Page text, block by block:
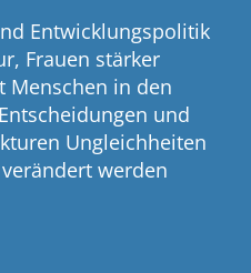
Entwicklungspolitik
Frauen stärker
Menschen in den
und
Ungleichheiten
werden